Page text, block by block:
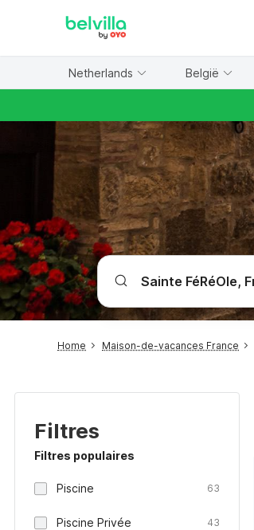
Netherlands België
Home Maison-de-vacances France
Filtres
Filtres populaires
Piscine 63
Piscine Privée 43